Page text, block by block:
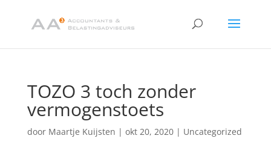
TOZO 3 toch zonder
vermogenstoets
door Maartje Kuijsten | okt 20, 2020| Uncategorized